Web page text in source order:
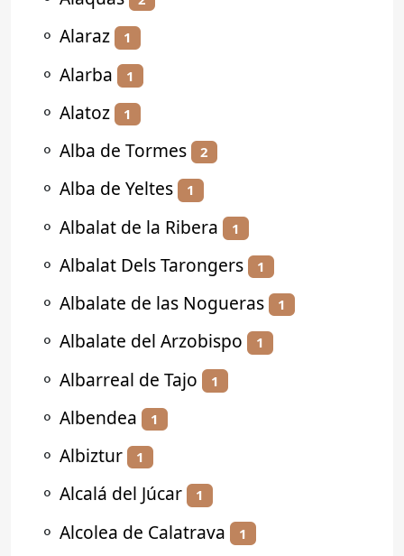
⚬ Alaraz 1
⚬ Alarba 1
⚬ Alatoz 1
⚬ Alba de Tormes 2
⚬ Alba de Yeltes 1
⚬ Albalat de la Ribera 1
⚬ Albalat Dels Tarongers 1
⚬ Albalate de las Nogueras 1
⚬ Albalate del Arzobispo 1
⚬ Albarreal de Tajo 1
⚬ Albendea 1
⚬ Albiztur 1
⚬ Alcalá del Júcar 1
⚬ Alcolea de Calatrava 1